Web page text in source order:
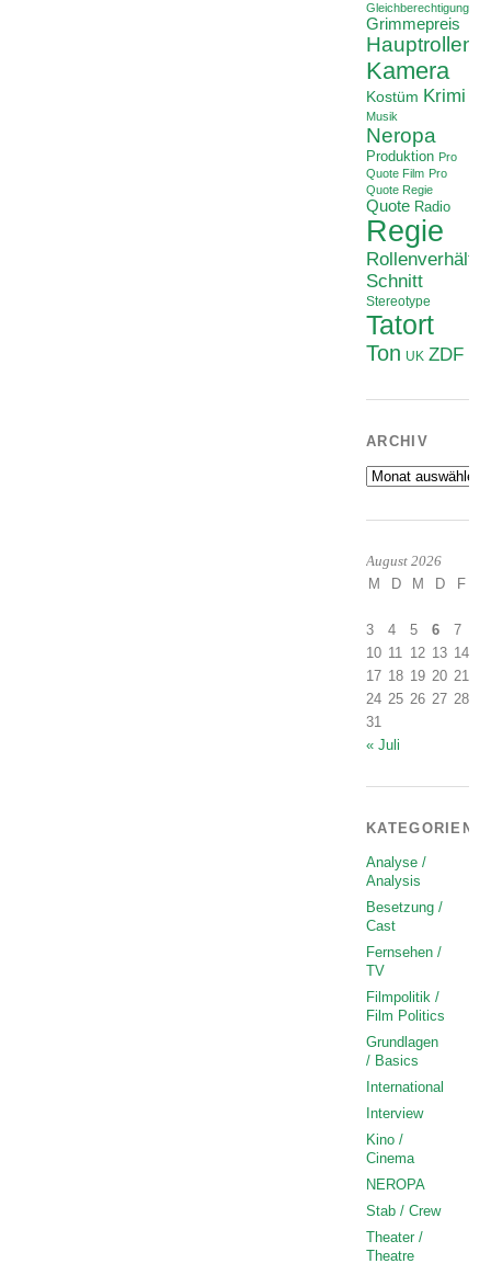
Gleichberechtigung
Grimmepreis
Hauptrollen
Kamera
Kostüm Krimi
Musik
Neropa
Produktion Pro
Quote Film Pro
Quote Regie
Quote Radio
Regie
Schnitt
Stereotype
Tatort
Ton UK ZDF
ARCHIV
Archiv
August 2026
M D M D F
3
4 5 6 7
10 11 12 13 14
17 18 19 20 21
24 25 26 27 28
31
« Juli
KATEGORIEN
Analyse /
Analysis
Besetzung /
Cast
Fernsehen /
TV
Filmpolitik /
Film Politics
Grundlagen
/ Basics
International
Interview
Kino /
Cinema
NEROPA
Stab / Crew
Theater /
Theatre